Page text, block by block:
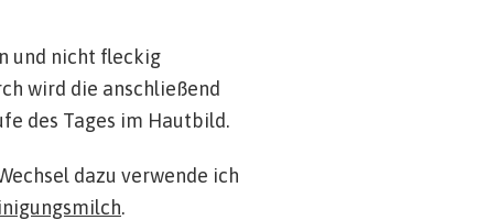
und nicht fleckig
wird die anschließend
des Tages im Hautbild.
dazu verwende ich
.